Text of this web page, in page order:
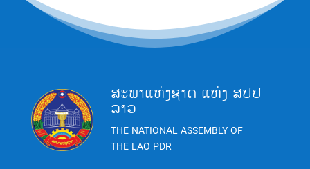
ສະພາແຫ່ງຊາດ ແຫ່ງ ສປປ
ລາວ
THE NATIONAL ASSEMBLY OF
THE LAO PDR